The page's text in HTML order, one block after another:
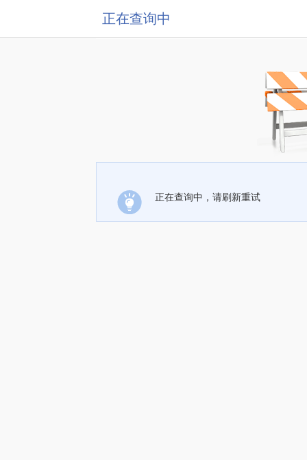
正在查询中
正在查询中，请刷新重试